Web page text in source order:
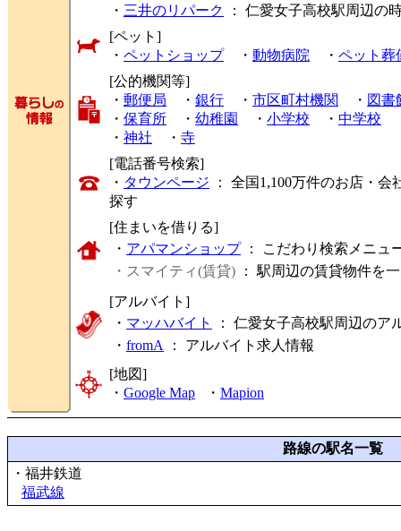
・ 三井のリパーク
： 仁愛女子高校駅周辺の
[ペット]
・ ペットショップ・ 動物病院 ・ ペット葬
[公的機関等]
・ 郵便局 ・ 銀行 ・ 市区町村機関 ・ 図書
・ 保育所 ・ 幼稚園 ・ 小学校 ・ 中学校
・ 神社 ・ 寺
[電話番号検索]
・ タウンページ ： 全国1,100万件のお店・
探す
[住まいを借りる]
・ アパマンショップ： こだわり検索メニュ
・スマイティ(賃貸) ： 駅周辺の賃貸物件を
[アルバイト]
・ マッハバイト
： 仁愛女子高校駅周辺のア
・ fromA ： アルバイト求人情報
[地図]
・ Google Map ・ Mapion
路線の駅名一覧
・福井鉄道
福武線